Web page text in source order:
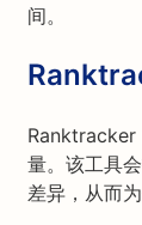
间。
Ranktracker
量。该工具
差异，从而